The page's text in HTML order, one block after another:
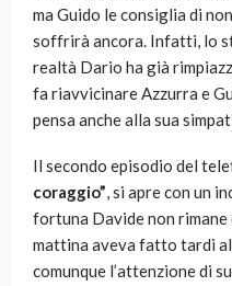
ma Guido le consiglia di
soffrirà ancora. Infatti, lo
realtà Dario ha già
fa riavvicinare Azzurra e
pensa anche alla sua
Il secondo episodio del
coraggio”, si apre con un
fortuna Davide non
mattina aveva fatto tardi
comunque l’attenzione di